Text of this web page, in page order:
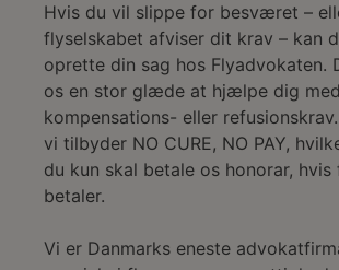
Hvis du vil slippe for besværet –
flyselskabet afviser dit krav – kan
oprette din sag hos Flyadvokaten.
os en stor glæde at hjælpe dig
kompensations- eller
vi tilbyder NO CURE, NO PAY,
du kun skal betale os honorar, hvis
betaler.
Vi er Danmarks eneste